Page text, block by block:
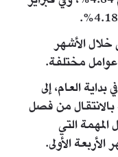
خلال الأشهر
العام، إلى
بالانتقال من فصل
المهمة التي
الأولى.